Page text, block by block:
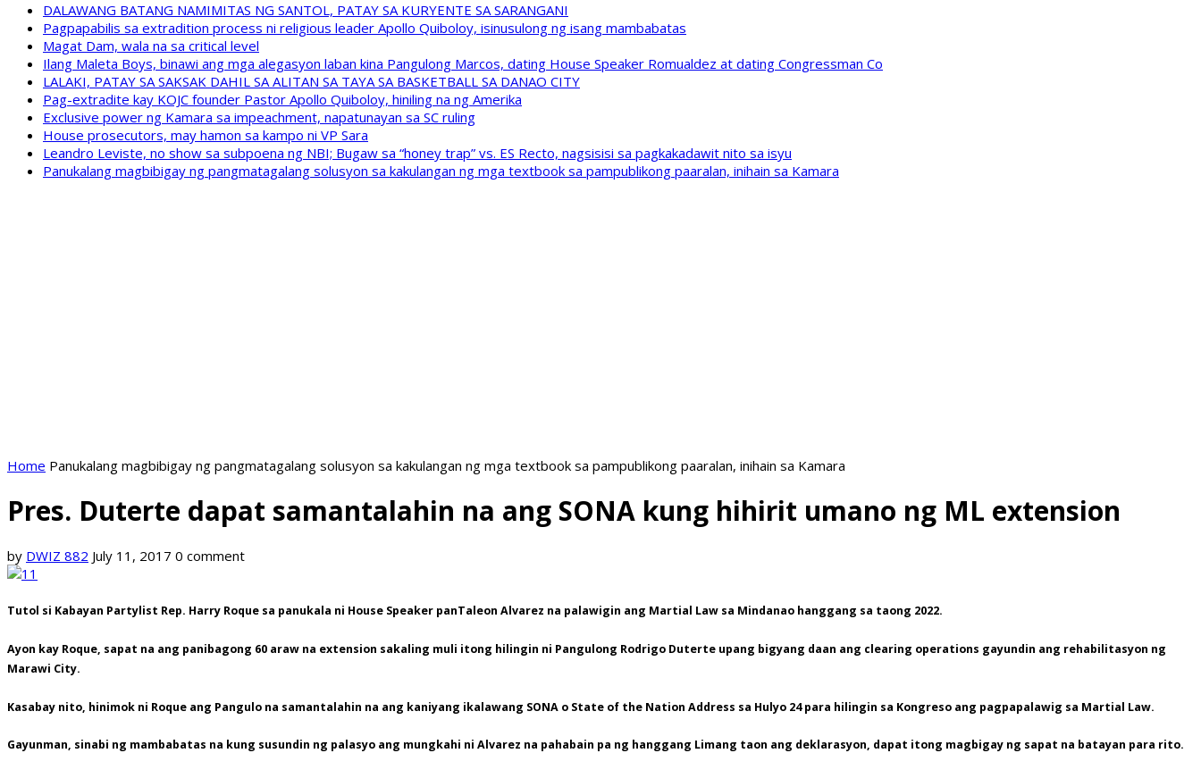
DALAWANG BATANG NAMIMITAS NG SANTOL, PATAY SA KURYENTE SA SARANGANI
Pagpapabilis sa extradition process ni religious leader Apollo Quiboloy, isinusulong ng isang mambabatas
Magat Dam, wala na sa critical level
Ilang Maleta Boys, binawi ang mga alegasyon laban kina Pangulong Marcos, dating House Speaker Romualdez at dating Congressman Co
LALAKI, PATAY SA SAKSAK DAHIL SA ALITAN SA TAYA SA BASKETBALL SA DANAO CITY
Pag-extradite kay KOJC founder Pastor Apollo Quiboloy, hiniling na ng Amerika
Exclusive power ng Kamara sa impeachment, napatunayan sa SC ruling
House prosecutors, may hamon sa kampo ni VP Sara
Leandro Leviste, no show sa subpoena ng NBI; Bugaw sa “honey trap” vs. ES Recto, nagsisisi sa pagkakadawit nito sa isyu
Panukalang magbibigay ng pangmatagalang solusyon sa kakulangan ng mga textbook sa pampublikong paaralan, inihain sa Kamara
Home Panukalang magbibigay ng pangmatagalang solusyon sa kakulangan ng mga textbook sa pampublikong paaralan, inihain sa Kamara
Pres. Duterte dapat samantalahin na ang SONA kung hihirit umano ng ML extension
by DWIZ 882 July 11, 2017 0 comment
Tutol si Kabayan Partylist Rep. Harry Roque sa panukala ni House Speaker panTaleon Alvarez na palawigin ang Martial Law sa Mindanao hanggang sa taong 2022.
Ayon kay Roque, sapat na ang panibagong 60 araw na extension sakaling muli itong hilingin ni Pangulong Rodrigo Duterte upang bigyang daan ang clearing operations gayundin ang rehabilitasyon ng
Marawi City.
Kasabay nito, hinimok ni Roque ang Pangulo na samantalahin na ang kaniyang ikalawang SONA o State of the Nation Address sa Hulyo 24 para hilingin sa Kongreso ang pagpapalawig sa Martial Law.
Gayunman, sinabi ng mambabatas na kung susundin ng palasyo ang mungkahi ni Alvarez na pahabain pa ng hanggang Limang taon ang deklarasyon, dapat itong magbigay ng sapat na batayan para rito.